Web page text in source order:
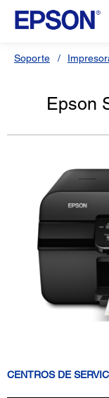
Soporte
Epson
CENTROS DE